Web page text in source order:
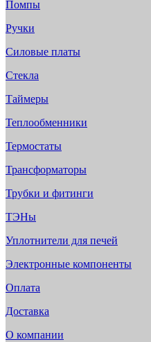
Помпы
Ручки
Силовые платы
Стекла
Таймеры
Теплообменники
Термостаты
Трансформаторы
Трубки и фитинги
ТЭНы
Уплотнители для печей
Электронные компоненты
Оплата
Доставка
О компании